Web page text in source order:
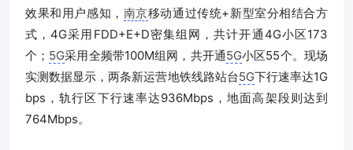
效果和用户感知， 南京移动通过传统+新型室分相结合方
式，4G采用FDD+E+D密集组网，共计开通4G小区173
个； 5G采用全频带100M组网，共开通5G小区55个。现场
实测数据显示，两条新运营地铁线路站台5G下行速率达1G
bps，轨行区下行速率达936Mbps，地面高架段则达到
764Mbps。